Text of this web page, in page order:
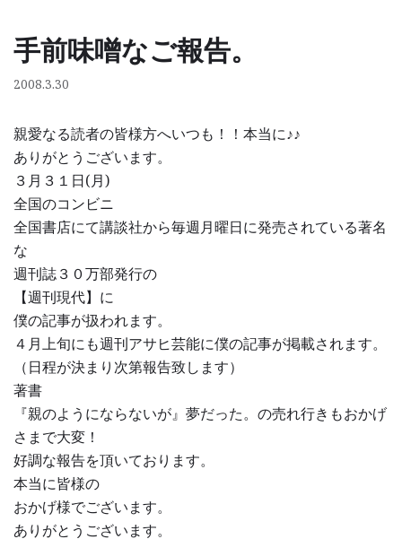
コ
ツ
へ
ス
キ
ッ
プ
手前味噌なご報告。
2008.3.30
親愛なる読者の皆様方へいつも！！本当に♪♪
ありがとうございます。
３月３１日(月)
全国のコンビニ
全国書店にて講談社から毎週月曜日に発売されている著名
な
週刊誌３０万部発行の
【週刊現代】に
僕の記事が扱われます。
４月上旬にも週刊アサヒ芸能に僕の記事が掲載されます。
（日程が決まり次第報告致します）
著書
『親のようにならないが』夢だった。の売れ行きもおかげ
さまで大変！
好調な報告を頂いております。
本当に皆様の
おかげ様でございます。
ありがとうございます。